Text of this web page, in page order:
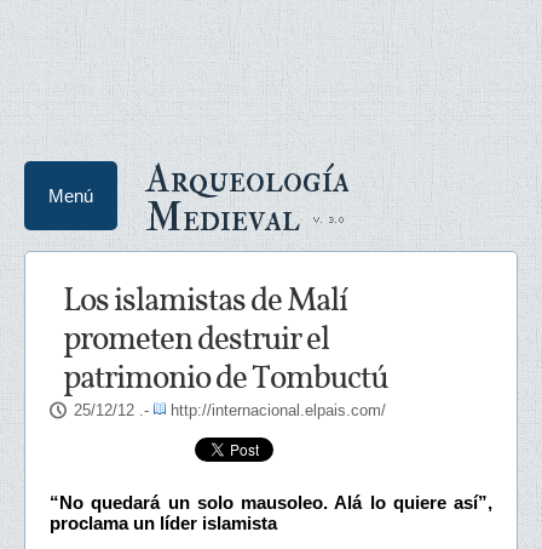
Arqueología
Medieval
Menú
Los islamistas de Malí
prometen destruir el
patrimonio de Tombuctú
25/12/12 .- http://internacional.elpais.com/
“No quedará un solo mausoleo. Alá lo quiere así”,
proclama un líder islamista